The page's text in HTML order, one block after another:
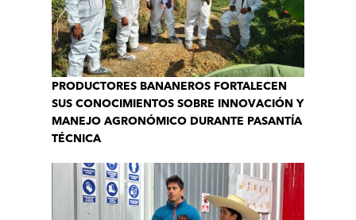
PRODUCTORES BANANEROS FORTALECEN
SUS CONOCIMIENTOS SOBRE INNOVACIÓN Y
MANEJO AGRONÓMICO DURANTE PASANTÍA
TÉCNICA